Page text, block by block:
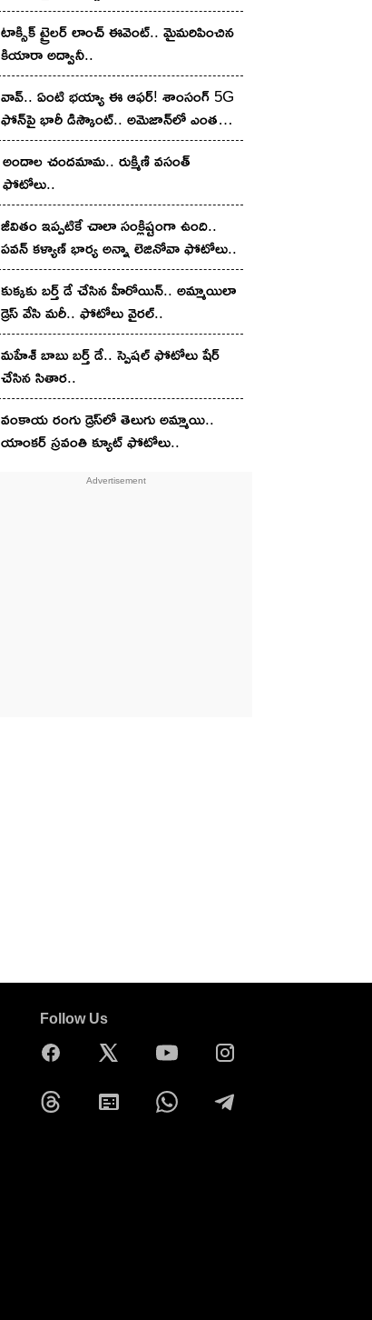
టాక్సిక్ ట్రైలర్ లాంచ్ ఈవెంట్.. మైమరిపించిన
కియారా అద్వానీ..
వావ్.. ఏంటి భయ్యా ఈ ఆఫర్! శాంసంగ్ 5G
ఫోన్‌పై భారీ డిస్కౌంట్.. అమెజాన్‌లో ఎంత
తగ్గిందంటే?
అందాల చంద‌మామ‌.. రుక్మిణి వసంత్
ఫోటోలు..
జీవితం ఇప్పటికే చాలా సంక్లిష్టంగా ఉంది..
ప‌వ‌న్ కళ్యాణ్ భార్య అన్నా లెజినోవా ఫోటోలు..
కుక్క‌కు బ‌ర్త్ డే చేసిన హీరోయిన్‌.. అమ్మాయిలా
డ్రెస్ వేసి మ‌రీ.. ఫోటోలు వైర‌ల్‌..
మ‌హేశ్ బాబు బ‌ర్త్ డే.. స్పెష‌ల్ ఫోటోలు షేర్
చేసిన సితార‌..
వంకాయ రంగు డ్రెస్‌లో తెలుగు అమ్మాయి..
యాంక‌ర్ స్ర‌వంతి క్యూట్ ఫోటోలు..
Follow Us